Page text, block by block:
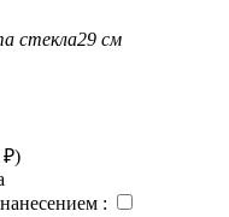
стекла29 см
₽)
: